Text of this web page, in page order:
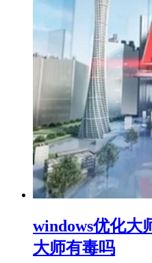
windows优化大
大师有毒吗